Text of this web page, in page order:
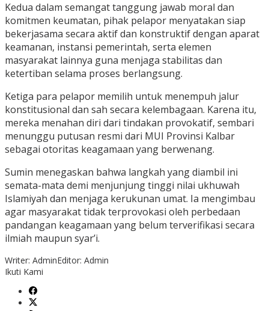
Kedua dalam semangat tanggung jawab moral dan
komitmen keumatan, pihak pelapor menyatakan siap
bekerjasama secara aktif dan konstruktif dengan aparat
keamanan, instansi pemerintah, serta elemen
masyarakat lainnya guna menjaga stabilitas dan
ketertiban selama proses berlangsung.
Ketiga para pelapor memilih untuk menempuh jalur
konstitusional dan sah secara kelembagaan. Karena itu,
mereka menahan diri dari tindakan provokatif, sembari
menunggu putusan resmi dari MUI Provinsi Kalbar
sebagai otoritas keagamaan yang berwenang.
Sumin menegaskan bahwa langkah yang diambil ini
semata-mata demi menjunjung tinggi nilai ukhuwah
Islamiyah dan menjaga kerukunan umat. Ia mengimbau
agar masyarakat tidak terprovokasi oleh perbedaan
pandangan keagamaan yang belum terverifikasi secara
ilmiah maupun syar’i.
Writer: AdminEditor: Admin
Ikuti Kami